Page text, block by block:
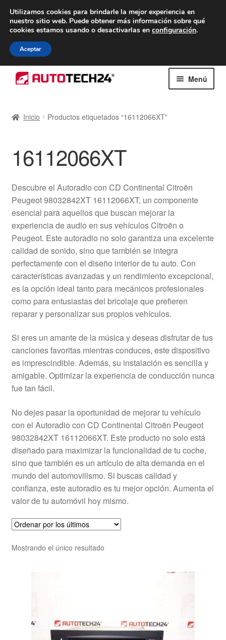
ENTREGA desde 7 EUR
De lunes a viernes de 9 a. m. a 4 p. m.
navegación
al
Menú
Carro
Contacto
Envío al mundo entero
Mi cuenta
Pagos
Política de privacidad
Procedimiento de Reclamación
Queja
Sobre nosotros
Transporte
Inicio Productos etiquetados “16112066XT”
16112066XT
Descubre el Autoradio con CD Continental Citroën
Peugeot 98032842XT 16112066XT, un componente
esencial para aquellos que buscan mejorar la
experiencia de audio en sus vehículos Citroën o
Peugeot. Este autoradio no solo garantiza una excelente
calidad de sonido, sino que también se integra
perfectamente con el diseño interior de tu auto. Con
características avanzadas y un rendimiento excepcional,
es la opción ideal tanto para mecánicos profesionales
como para entusiastas del bricolaje que prefieren
reparar y personalizar sus propios vehículos.
Si eres un amante de la música y deseas disfrutar de tus
canciones favoritas mientras conduces, este dispositivo
es imprescindible. Además, su instalación es sencilla y
amigable. Optimizar la experiencia de conducción nunca
fue tan fácil.
No dejes pasar la oportunidad de mejorar tu vehículo
con el Autoradio con CD Continental Citroën Peugeot
98032842XT 16112066XT. Este producto no solo está
diseñado para maximizar la funcionalidad de tu coche,
sino que también es un artículo de alta demanda en el
mundo del automovilismo. Si buscas calidad y
confianza, este autoradio es tu mejor opción. Aumenta el
valor de tu automóvil hoy mismo.
Mostrando el único resultado
Utilizamos cookies para brindarle la mejor experiencia en
nuestro sitio web. Puede obtener más información sobre qué
cookies estamos usando o desactivarlas en configuración.
Aceptar